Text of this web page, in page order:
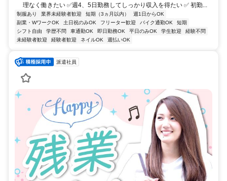
理なく働きたい ✅週4、5日勤務してしっかり収入を得たい ✅ 初勤...
制服あり 業界未経験者歓迎 短期（3ヵ月以内）
週1日からOK
副業・WワークOK
土日祝のみOK フリーター歓迎 バイク通勤OK
短期
シフト自由
学歴不問 車通勤OK 即日勤務OK 平日のみOK 学生歓迎
経験不問
未経験者歓迎
経験者歓迎 ネイルOK 週払いOK
派遣社員